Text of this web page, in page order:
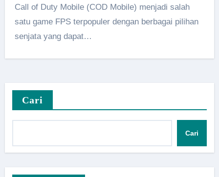
Call of Duty Mobile (COD Mobile) menjadi salah
satu game FPS terpopuler dengan berbagai pilihan
senjata yang dapat…
Cari
Cari